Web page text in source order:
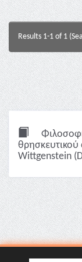
Results 1-1 of 1
Wittgenstein